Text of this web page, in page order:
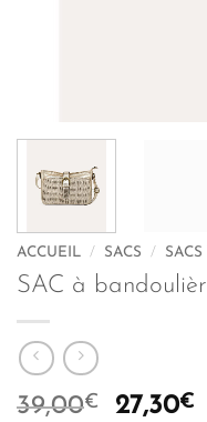
ACCUEIL / SACS /
SAC à
39,00€
Le
27,30€